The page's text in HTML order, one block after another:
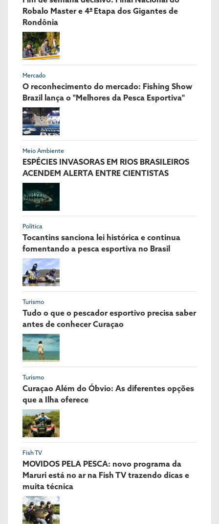
Robalo Master e 4ª Etapa dos Gigantes de
Rondônia
Mercado
O reconhecimento do mercado: Fishing Show
Brazil lança o "Melhores da Pesca Esportiva"
Meio Ambiente
ESPÉCIES INVASORAS EM RIOS BRASILEIROS
ACENDEM ALERTA ENTRE CIENTISTAS
Política
Tocantins sanciona lei histórica e continua
fomentando a pesca esportiva no Brasil
Turismo
Tudo o que o pescador esportivo precisa saber
antes de conhecer Curaçao
Turismo
Curaçao Além do Óbvio: As diferentes opções
que a Ilha oferece
Fish TV
MOVIDOS PELA PESCA: novo programa da
Maruri está no ar na Fish TV trazendo dicas e
muita técnica